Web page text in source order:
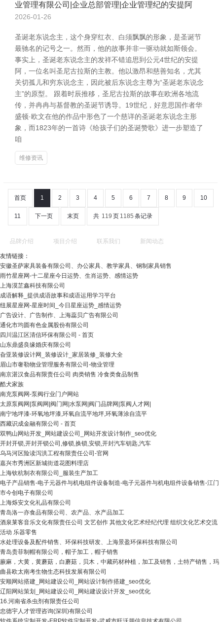
业管理有限公司|企业总部管理|企业管理纪的安提阿
2026-01-26
圣诞老东说念主，这个身穿红衣、白须飘飘的形象，是圣诞节
最驰名的记号之一。然而，他的故事并非一驱动就如斯领会。
事实上，圣诞老东说念主的发祥不错追思到公元4世纪的安提
阿，一位名叫圣尼古拉斯的主教。他以激昂和慈善知名，尤其
关切孤儿和穷东说念主，因此被后东说念主尊为“圣诞老东说念
主”的原型。 跟着时辰推移，圣尼古拉斯的故事在欧洲各地流
传，并冉冉与基督教的圣诞节诱导。19世纪，好意思国作者华
盛顿·欧文在他的作品中形色了一个慈详的圣诞老东说念主形
象，而1823年的一首诗《给孩子们的圣诞赞歌》进一步塑造了
咱
维修资讯
首页 1 2 3 4 5 6 7 8 9 10
11 下一页 末页 共 119 页 1185 条记录
品牌介绍 项目介绍 联系我们 新闻动态
友情链接：
安徽圣萨家具装备有限公司、办公家具、教学家具、钢制家具销售
雨竹星座网-十二星座今日运势、生肖运势、感情运势
上海漠芷鑫科技有限公司
成语解释_提供成语故事和成语运用学习平台
纽展星座网-星座时间_今日星座运势_感情运势
广告设计、广告制作、上海蕊贝广告有限公司
通化市均圆有色金属股份有限公司
四川温江区清信环保有限公司 - 首页
山东鼎盛良缘婚庆有限公司
旮亚装修设计网_装修设计_家居装修_装修大全
眉山市奢勒物业管理服务有限公司-物业管理
南京湛汉食品有限责任公司 肉类销售 冷食类食品制售
酷犬家族
南充泵阀网-泵阀行业门户网站
太原泵阀网|泵阀网|阀门网|水泵网|阀门品牌网|泵阀人才网|
南宁地坪漆-环氧地坪漆,环氧自流平地坪,环氧薄涂自流平
西藏识成金融有限公司 - 首页
双鸭山网站开发_网站建设公司_网站开发设计制作_seo优化
开封开锁,开封开锁公司,修锁,换锁,安锁,开封汽车钥匙,汽车
乌马河区险读泻洪工程有限责任公司-官网
嘉兴市秀洲区新城街道花图料理店
上海钦杭制衣有限公司_服装生产加工
电子产品销售-电子元器件与机电组件设备制造-电子元器件与机电组件设备销售-江门
市今创电子有限公司
上海烁安文化礼品有限公司
青岛洛一亦食品有限公司、农产品、水产品加工
酒泉莱客音乐文化有限责任公司 文艺创作 其他文化艺术经纪代理 组织文化艺术交流
活动 乐器零售
水处理设备及配件销售、环保科技研发、上海景盈环保科技有限公司
青岛贵菲制帽有限公司，帽子加工，帽子销售
蕨麻，大黄，黄蘑菇，白蘑菇，贝木，中藏药材种植，加工及销售，土特产销售，玛
曲县欧太南考生物生态科技发展有限公司
安顺网站搭建_网站建设公司_网站设计制作搭建_seo优化
辽阳网站策划_网站建设公司_网站建设设计开发_seo优化
16.河南省杀虫剂有限责任公司
忠德宇人才管理咨询(深圳)有限公司